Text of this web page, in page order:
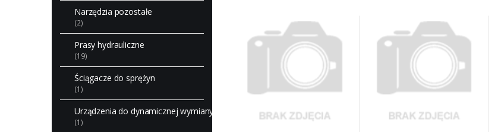
Narzędzia pozostałe
(2)
Prasy hydrauliczne
(19)
Ściągacze do sprężyn
(1)
Urządzenia do dynamicznej wymiany olejów w skrzyniach biegów
(1)